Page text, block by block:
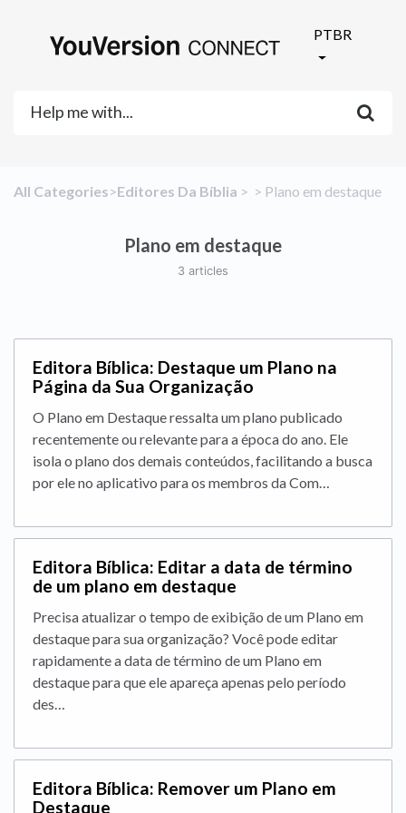
PTBR
All Categories​>​​Editores Da Bíblia ​ > ​ ​ > ​ ​Plano em destaque
Plano em destaque
3 articles
Editora Bíblica: Destaque um Plano na
Página da Sua Organização
O Plano em Destaque ressalta um plano publicado
recentemente ou relevante para a época do ano. Ele
isola o plano dos demais conteúdos, facilitando a busca
por ele no aplicativo para os membros da Com…
Editora Bíblica: Editar a data de término
de um plano em destaque
Precisa atualizar o tempo de exibição de um Plano em
destaque para sua organização? Você pode editar
rapidamente a data de término de um Plano em
destaque para que ele apareça apenas pelo período
des…
Editora Bíblica: Remover um Plano em
Destaque